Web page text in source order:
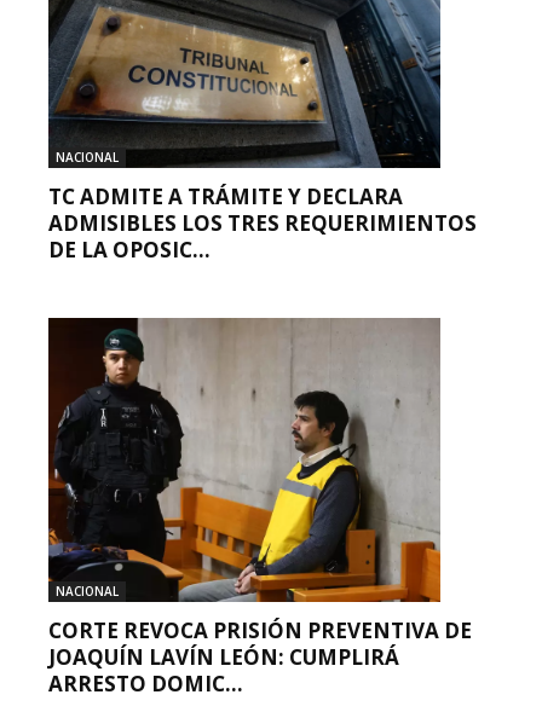
NACIONAL
TC ADMITE A TRÁMITE Y DECLARA
ADMISIBLES LOS TRES REQUERIMIENTOS
DE LA OPOSIC...
NACIONAL
CORTE REVOCA PRISIÓN PREVENTIVA DE
JOAQUÍN LAVÍN LEÓN: CUMPLIRÁ
ARRESTO DOMIC...